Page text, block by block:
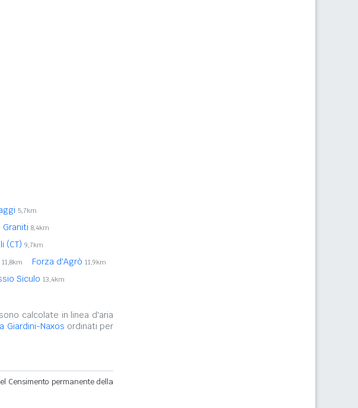
5,7km
Graniti 8,4km
(CT) 9,7km
11,8km Forza d'Agrò 11,9km
Siculo 13,4km
calcolate in linea d'aria
Giardini-Naxos ordinati per
Censimento permanente della